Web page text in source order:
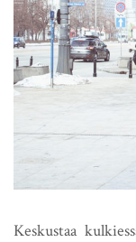
Keskustaa